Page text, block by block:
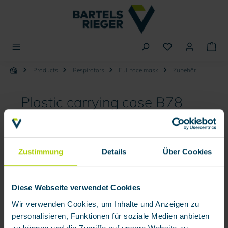
Zustimmung Details Über Cookies
Diese Webseite verwendet Cookies
Wir verwenden Cookies, um Inhalte und Anzeigen zu
personalisieren, Funktionen für soziale Medien anbieten
Products Respirators Full face mask Zubehör
Plastic carrying case B78
Skip image gallery